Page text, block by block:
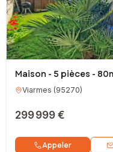
Maison - 5 pièces -
Viarmes (95270)
299 999 €
Appeler